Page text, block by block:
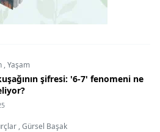
,Yaşam
şifresi: '6-7' fenomeni ne
,Gürsel Başak